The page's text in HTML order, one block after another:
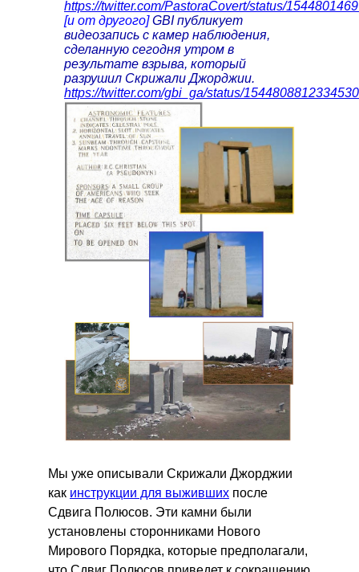
https://twitter.com/PastoraCovert/status/
[и от другого] GBI публикует
видеозапись с камер наблюдения,
сделанную сегодня утром в
результате взрыва, который
разрушил Скрижали Джорджии.
https://twitter.com/gbi_ga/status/
Мы уже описывали Скрижали Джорджии
как инструкции для выживших после
Сдвига Полюсов. Эти камни были
установлены сторонниками Нового
Мирового Порядка, которые предполагали,